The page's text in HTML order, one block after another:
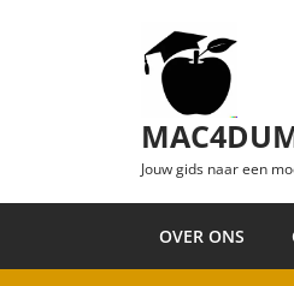
Jouw gids naar een
OVER ONS